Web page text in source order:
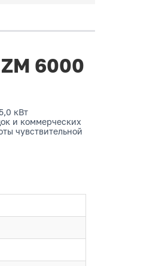
6000
кВт
и коммерческих
чувствительной